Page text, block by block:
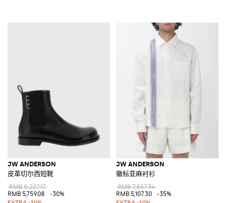
JW ANDERSON
皮革切尔西短靴
RMB 8,227.17
RMB 5,759.08
-30%
JW ANDERSON
徽标亚麻衬衫
RMB 7,857.34
RMB 5,107.30
-35%